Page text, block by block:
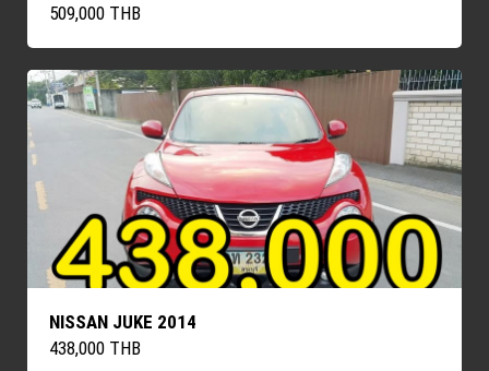
509,000 THB
NISSAN JUKE 2014
438,000 THB